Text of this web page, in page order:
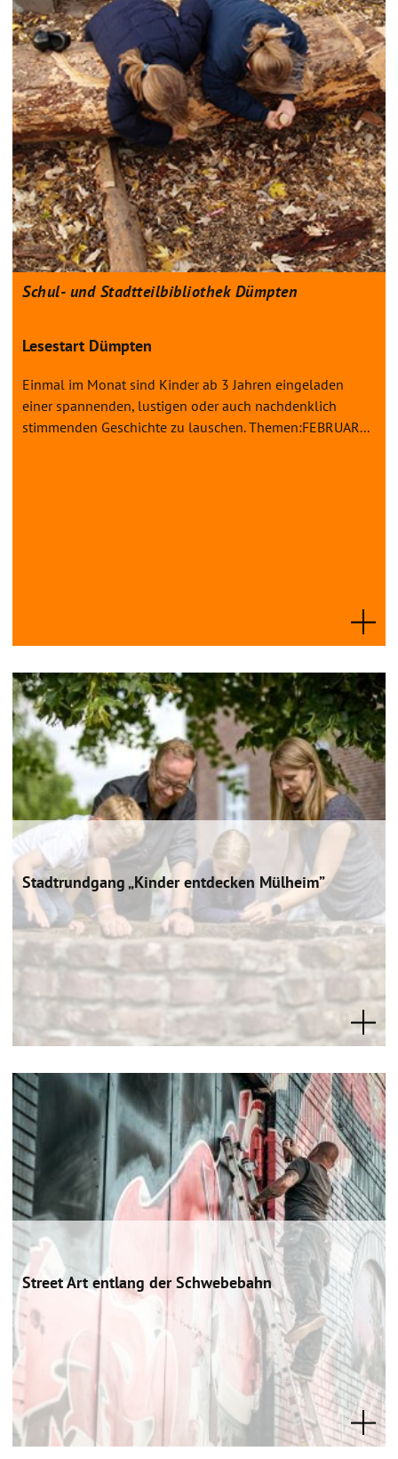
Schul- und Stadtteilbibliothek Dümpten
Lesestart Dümpten
Einmal im Monat sind Kinder ab 3 Jahren eingeladen
einer spannenden, lustigen oder auch nachdenklich
stimmenden Geschichte zu lauschen. Themen:FEBRUAR...
Stadtrundgang „Kinder entdecken Mülheim”
Street Art entlang der Schwebebahn